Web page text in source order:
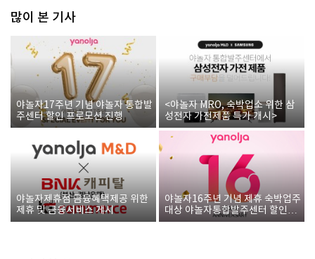
많이 본 기사
야놀자17주년 기념 야놀자 통합발
주센터 할인 프로모션 진행
<야놀자 MRO, 숙박업소 위한 삼
성전자 가전제품 특가 개시>
야놀자제휴점 금융혜택제공 위한
제휴 및 금융서비스 게시
야놀자16주년 기념 제휴 숙박업주
대상 야놀자통합발주센터 할인쿠
폰 증정